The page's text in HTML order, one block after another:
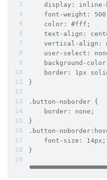
display: inline-
font-weight:
    color: #fff;
text-align:
vertical-align:
user-select:
background-
border: 1px
}
.button-noborder {
    border: none;
}
.button-
    font-size: 14px;
}